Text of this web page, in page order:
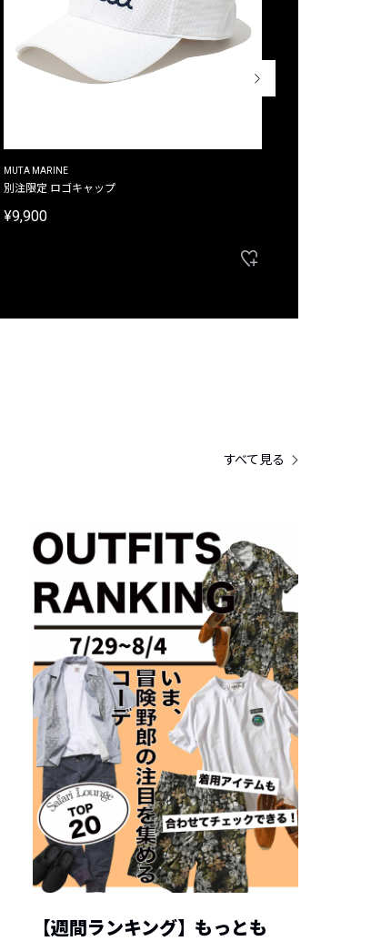
MUTA MARINE
別注限定 ロゴキャップ
¥9,900
すべて見る
【週間ランキング】もっとも